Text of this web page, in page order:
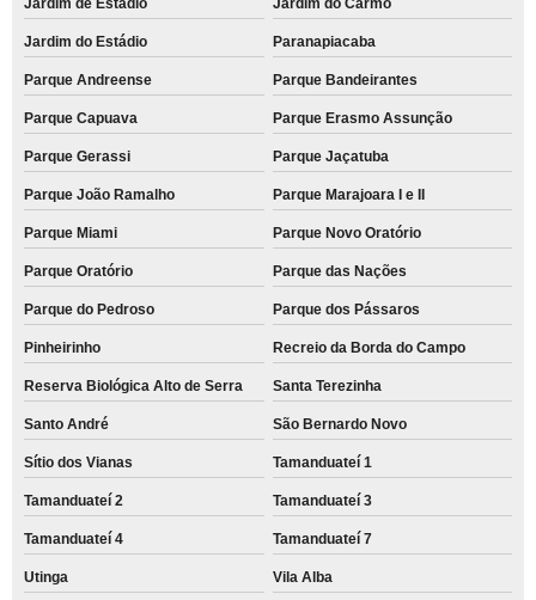
Jardim de Estádio Jardim do Carmo
Jardim do Estádio Paranapiacaba
Parque Andreense Parque Bandeirantes
Parque Capuava Parque Erasmo Assunção
Parque Gerassi Parque Jaçatuba
Parque João Ramalho Parque Marajoara I e II
Parque Miami Parque Novo Oratório
Parque Oratório Parque das Nações
Parque do Pedroso Parque dos Pássaros
Pinheirinho Recreio da Borda do Campo
Reserva Biológica Alto de Serra Santa Terezinha
Santo André São Bernardo Novo
Sítio dos Vianas Tamanduateí 1
Tamanduateí 2 Tamanduateí 3
Tamanduateí 4 Tamanduateí 7
Utinga Vila Alba